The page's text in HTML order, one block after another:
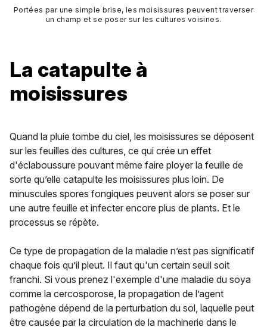
Portées par une simple brise, les moisissures peuvent traverser
un champ et se poser sur les cultures voisines.
La catapulte à
moisissures
Quand la pluie tombe du ciel, les moisissures se déposent
sur les feuilles des cultures, ce qui crée un effet
d'éclaboussure pouvant même faire ployer la feuille de
sorte qu’elle catapulte les moisissures plus loin. De
minuscules spores fongiques peuvent alors se poser sur
une autre feuille et infecter encore plus de plants. Et le
processus se répète.
Ce type de propagation de la maladie n’est pas significatif
chaque fois qu’il pleut. Il faut qu'un certain seuil soit
franchi. Si vous prenez l'exemple d'une maladie du soya
comme la cercosporose, la propagation de l’agent
pathogène dépend de la perturbation du sol, laquelle peut
être causée par la circulation de la machinerie dans le